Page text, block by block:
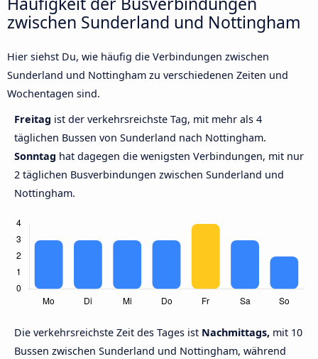
zwischen Sunderland und Nottingham
Hier siehst Du, wie häufig die Verbindungen zwischen
Sunderland und Nottingham zu verschiedenen Zeiten und
Wochentagen sind.
Freitag ist der verkehrsreichste Tag, mit mehr als 4
täglichen Bussen von Sunderland nach Nottingham.
Sonntag hat dagegen die wenigsten Verbindungen, mit nur
2 täglichen Busverbindungen zwischen Sunderland und
Nottingham.
Die verkehrsreichste Zeit des Tages ist Nachmittags, mit 10
Bussen zwischen Sunderland und Nottingham, während